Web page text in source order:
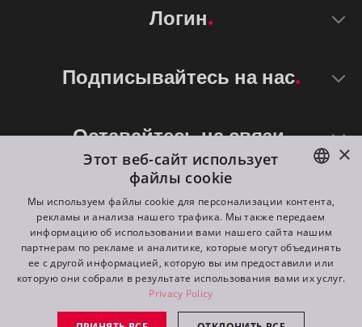
Логин
Подписывайтесь на нас
Оставайтесь на связи
©2026 ROBE lighting s.r.o.
All rights reserved. Created by
ENGLISH
DE
FR
RU
×
Этот веб-сайт использует
файлы cookie
Мы используем файлы cookie для персонализации контента,
рекламы и анализа нашего трафика. Мы также передаем
информацию об использовании вами нашего сайта нашим
партнерам по рекламе и аналитике, которые могут объединять
ее с другой информацией, которую вы им предоставили или
которую они собрали в результате использования вами их услуг.
Privacy Policy